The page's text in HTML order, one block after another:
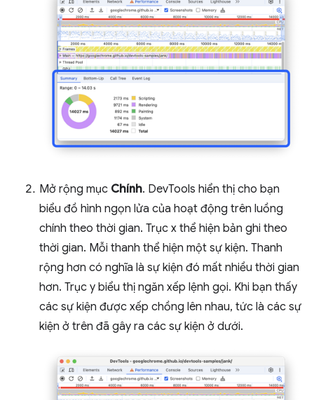
Mở rộng mục Chính. DevTools hiển thị cho bạn
biểu đồ hình ngọn lửa của hoạt động trên luồng
chính theo thời gian. Trục x thể hiện bản ghi theo
thời gian. Mỗi thanh thể hiện một sự kiện. Thanh
rộng hơn có nghĩa là sự kiện đó mất nhiều thời gian
hơn. Trục y biểu thị ngăn xếp lệnh gọi. Khi bạn thấy
các sự kiện được xếp chồng lên nhau, tức là các sự
kiện ở trên đã gây ra các sự kiện ở dưới.